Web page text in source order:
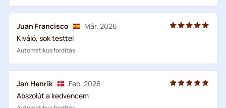
Juan Francisco
Már. 2026
Kiváló, sok testtel
Automatikus fordítás
Jan Henrik
Feb. 2026
Abszolút a kedvencem